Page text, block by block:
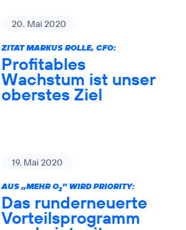
20. Mai 2020
ZITAT MARKUS ROLLE, CFO:
Profitables
Wachstum ist unser
oberstes Ziel
19. Mai 2020
AUS „MEHR O2” WIRD PRIORITY:
Das runderneuerte
Vorteilsprogramm